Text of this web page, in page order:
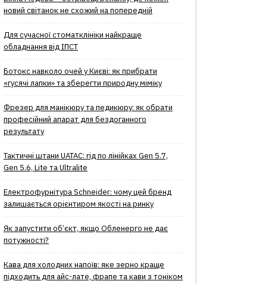
новий світанок не схожий на попередній
Для сучасної стоматклініки найкраще
обладнання від ІПСТ
Ботокс навколо очей у Києві: як прибрати
«гусячі лапки» та зберегти природну міміку
Фрезер для манікюру та педикюру: як обрати
професійний апарат для бездоганного
результату
Тактичні штани UATAC: гід по лінійках Gen 5.7,
Gen 5.6, Lite та Ultralite
Електрофурнітура Schneider: чому цей бренд
залишається орієнтиром якості на ринку
Як запустити об’єкт, якщо Обленерго не дає
потужності?
Кава для холодних напоїв: яке зерно краще
підходить для айс-лате, фрапе та кави з тоніком